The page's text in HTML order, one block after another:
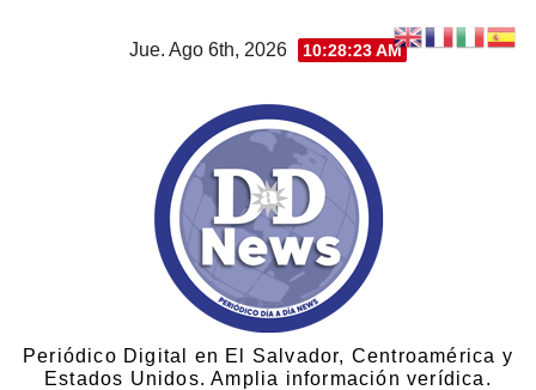
Jue. Ago 6th, 2026 10:28:24 AM
Periódico Digital en El Salvador, Centroamérica y
Estados Unidos. Amplia información verídica.